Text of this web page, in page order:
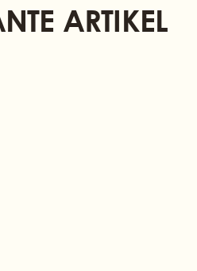
ARTIKEL